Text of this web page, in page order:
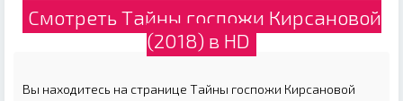
Смотреть Тайны госпожи Кирсановой
(2018) в HD
Вы находитесь на странице Тайны госпожи Кирсановой